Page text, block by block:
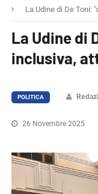
La Udine di De Toni:
La Udine di
inclusiva,
POLITICA
26 Novembre 2025